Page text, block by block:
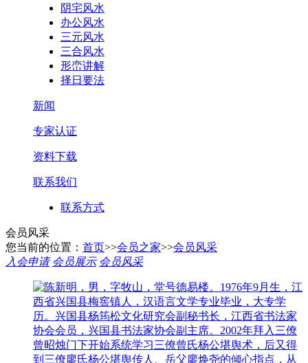
阴宅风水
办公风水
三元风水
三合风水
形峦讲解
择日要法
新闻
专家认证
资料下载
联系我们
联系方式
会员风采
您当前的位置： 首页>>会员之家>>会员风采
入会申请 会员展示 会员风采